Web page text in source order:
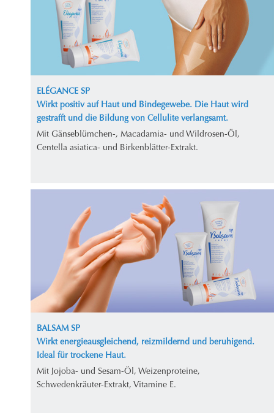
ELÉGANCE SP
Wirkt positiv auf Haut und Bindegewebe. Die Haut wird
gestrafft und die Bildung von Cellulite verlangsamt.
Mit Gänseblümchen-, Macadamia- und Wildrosen-Öl,
Centella asiatica- und Birkenblätter-Extrakt.
BALSAM SP
Wirkt energieausgleichend, reizmildernd und beruhigend.
Ideal für trockene Haut.
Mit Jojoba- und Sesam-Öl, Weizenproteine,
Schwedenkräuter-Extrakt, Vitamine E.